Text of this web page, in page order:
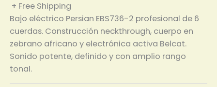
+ Free Shipping
Bajo eléctrico Persian EBS736-2 profesional de 6
cuerdas. Construcción neckthrough, cuerpo en
zebrano africano y electrónica activa Belcat.
Sonido potente, definido y con amplio rango
tonal.